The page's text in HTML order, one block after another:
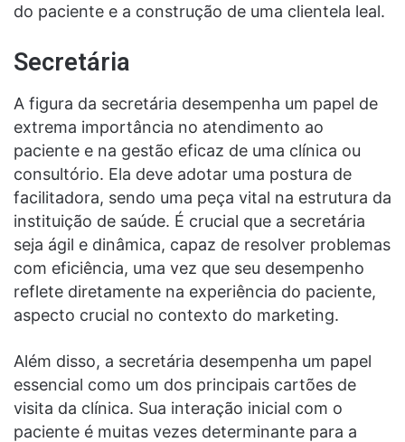
do paciente e a construção de uma clientela leal.
Secretária
A figura da secretária desempenha um papel de
extrema importância no atendimento ao
paciente e na gestão eficaz de uma clínica ou
consultório. Ela deve adotar uma postura de
facilitadora, sendo uma peça vital na estrutura da
instituição de saúde. É crucial que a secretária
seja ágil e dinâmica, capaz de resolver problemas
com eficiência, uma vez que seu desempenho
reflete diretamente na experiência do paciente,
aspecto crucial no contexto do marketing.
Além disso, a secretária desempenha um papel
essencial como um dos principais cartões de
visita da clínica. Sua interação inicial com o
paciente é muitas vezes determinante para a